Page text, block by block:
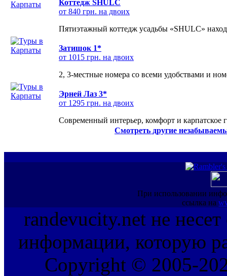
Коттедж SHULC
от 840 грн. на двоих
Пятиэтажный коттедж усадьбы «SHULC»
Затишок 1*
от 1015 грн. на двоих
2, 3-местные номера со всеми удобствами и
Эрней Лаз 3*
от 1295 грн. на двоих
Современный интерьер, комфорт и карпатское
Смотреть другие
При использовании
ссылка на
randevucity.net не несет
информации, которую
Copyright © 2005-